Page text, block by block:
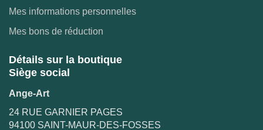
Mes informations personnelles
Mes bons de réduction
Détails sur la boutique
Siège social
Ange-Art
24 RUE GARNIER PAGES
94100 SAINT-MAUR-DES-FOSSES